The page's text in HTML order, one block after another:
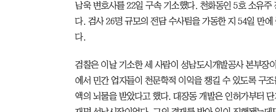
남욱 변호사를 22일 구속 기소했다. 천화동인 5호 소유주
다. 검사 26명 규모의 전담 수사팀을 가동한 지 54일 만에
다.
검찰은 이날 기소한 세 사람이 성남도시개발공사 본부장
에서 민간 업자들이 천문학적 이익을 챙길 수 있도록 구
액의 뇌물을 받았다고 했다. 대장동 개발은 인허가부터